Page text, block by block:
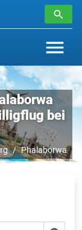
bei
Phalaborwa